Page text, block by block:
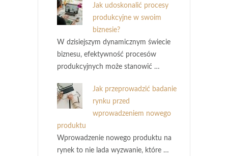
Jak udoskonalić procesy
produkcyjne w swoim
biznesie?
W dzisiejszym dynamicznym świecie
biznesu, efektywność procesów
produkcyjnych może stanowić …
Jak przeprowadzić badanie
rynku przed
wprowadzeniem nowego
produktu
Wprowadzenie nowego produktu na
rynek to nie lada wyzwanie, które …